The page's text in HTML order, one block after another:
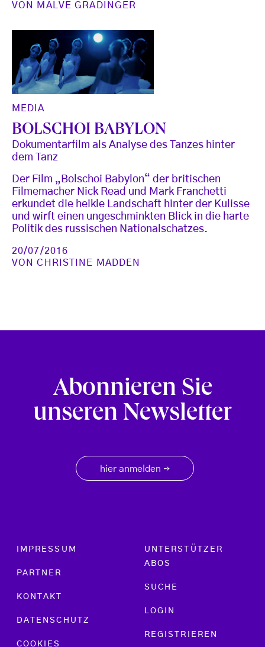
VON MALVE GRADINGER
MEDIA
BOLSCHOI BABYLON
Dokumentarfilm als Analyse des Tanzes hinter
dem Tanz
Der Film „Bolschoi Babylon“ der britischen
Filmemacher Nick Read und Mark Franchetti
erkundet die heikle Landschaft hinter der Kulisse
und wirft einen ungeschminkten Blick in die harte
Politik des russischen Nationalschatzes.
20/07/2016
VONCHRISTINE MADDEN
Abonnieren Sie
unseren Newsletter
hier anmelden →
Footer menu
IMPRESSUM
PARTNER
KONTAKT
DATENSCHUTZ
COOKIES
UNTERSTÜTZER
ABOS
SUCHE
LOGIN
REGISTRIEREN